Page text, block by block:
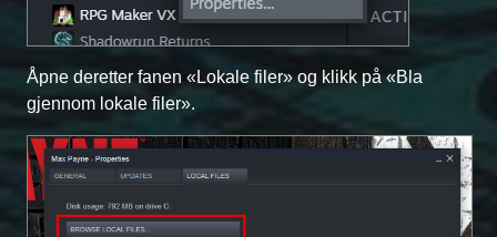
Åpne deretter fanen «Lokale filer» og klikk på «Bla
gjennom lokale filer».